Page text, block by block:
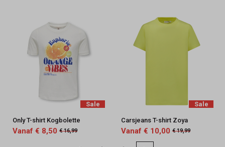
Sale
Only T-shirt Kogbolette
Vanaf € 8,50 € 16,99
Sale
Carsjeans T-shirt Zoya
Vanaf € 10,00 € 19,99